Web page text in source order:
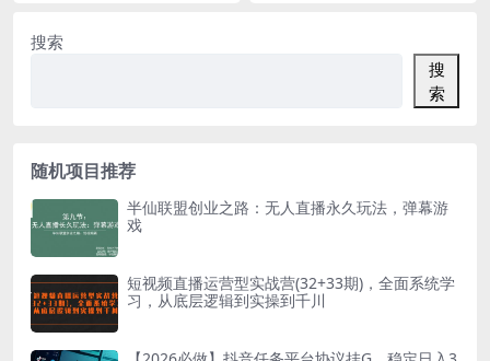
搜索
搜
索
随机项目推荐
半仙联盟创业之路：无人直播永久玩法，弹幕游
戏
短视频直播运营型实战营(32+33期)，全面系统学
习，从底层逻辑到实操到千川